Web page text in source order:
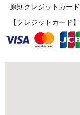
原則クレジットカード
【クレジットカード】